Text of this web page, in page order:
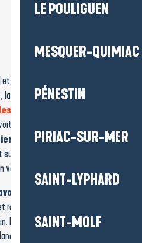
LE POULIGUEN
MESQUER-QUIMIAC
PÉNESTIN
PIRIAC-SUR-MER
SAINT-LYPHARD
SAINT-MOLF
façonné par l’homme. La forme
circulation de l’eau depuis le
comment le niveau d’eau évolue
ajuste tout avec un simple outil
l’évaporation. Derrière le
atelier à ciel ouvert.
se fait en
remettre les salines en état. Le
L’été est consacré à la gestion de
les travaux d’entretien avant le